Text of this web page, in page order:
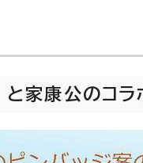
家康公のコラ